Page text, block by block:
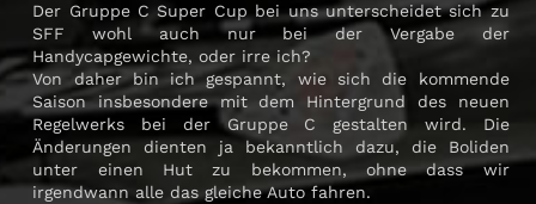
Der Gruppe C Super Cup bei uns unterscheidet sich zu
SFF wohl auch nur bei der Vergabe der
Handycapgewichte, oder irre ich?
Von daher bin ich gespannt, wie sich die kommende
Saison insbesondere mit dem Hintergrund des neuen
Regelwerks bei der Gruppe C gestalten wird. Die
Änderungen dienten ja bekanntlich dazu, die Boliden
unter einen Hut zu bekommen, ohne dass wir
irgendwann alle das gleiche Auto fahren.